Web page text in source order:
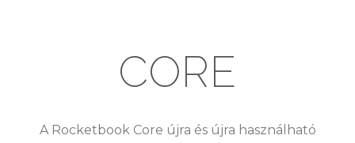
CORE
A Rocketbook Core újra és újra használható